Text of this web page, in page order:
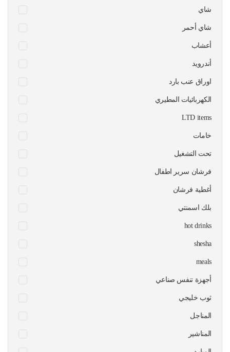
شاي
شاي أحمر
أعشاب
أندرويد
اوراق عنب بارد
الكهربائيات المطيري
LTD items
خامات
تحت التشغيل
فرشان سرير اطفال
أغطية فرشان
بلك اسمنتي
hot drinks
shesha
meals
أجهزة تنفس صناعي
ثوب خليجي
المناجل
المناشير